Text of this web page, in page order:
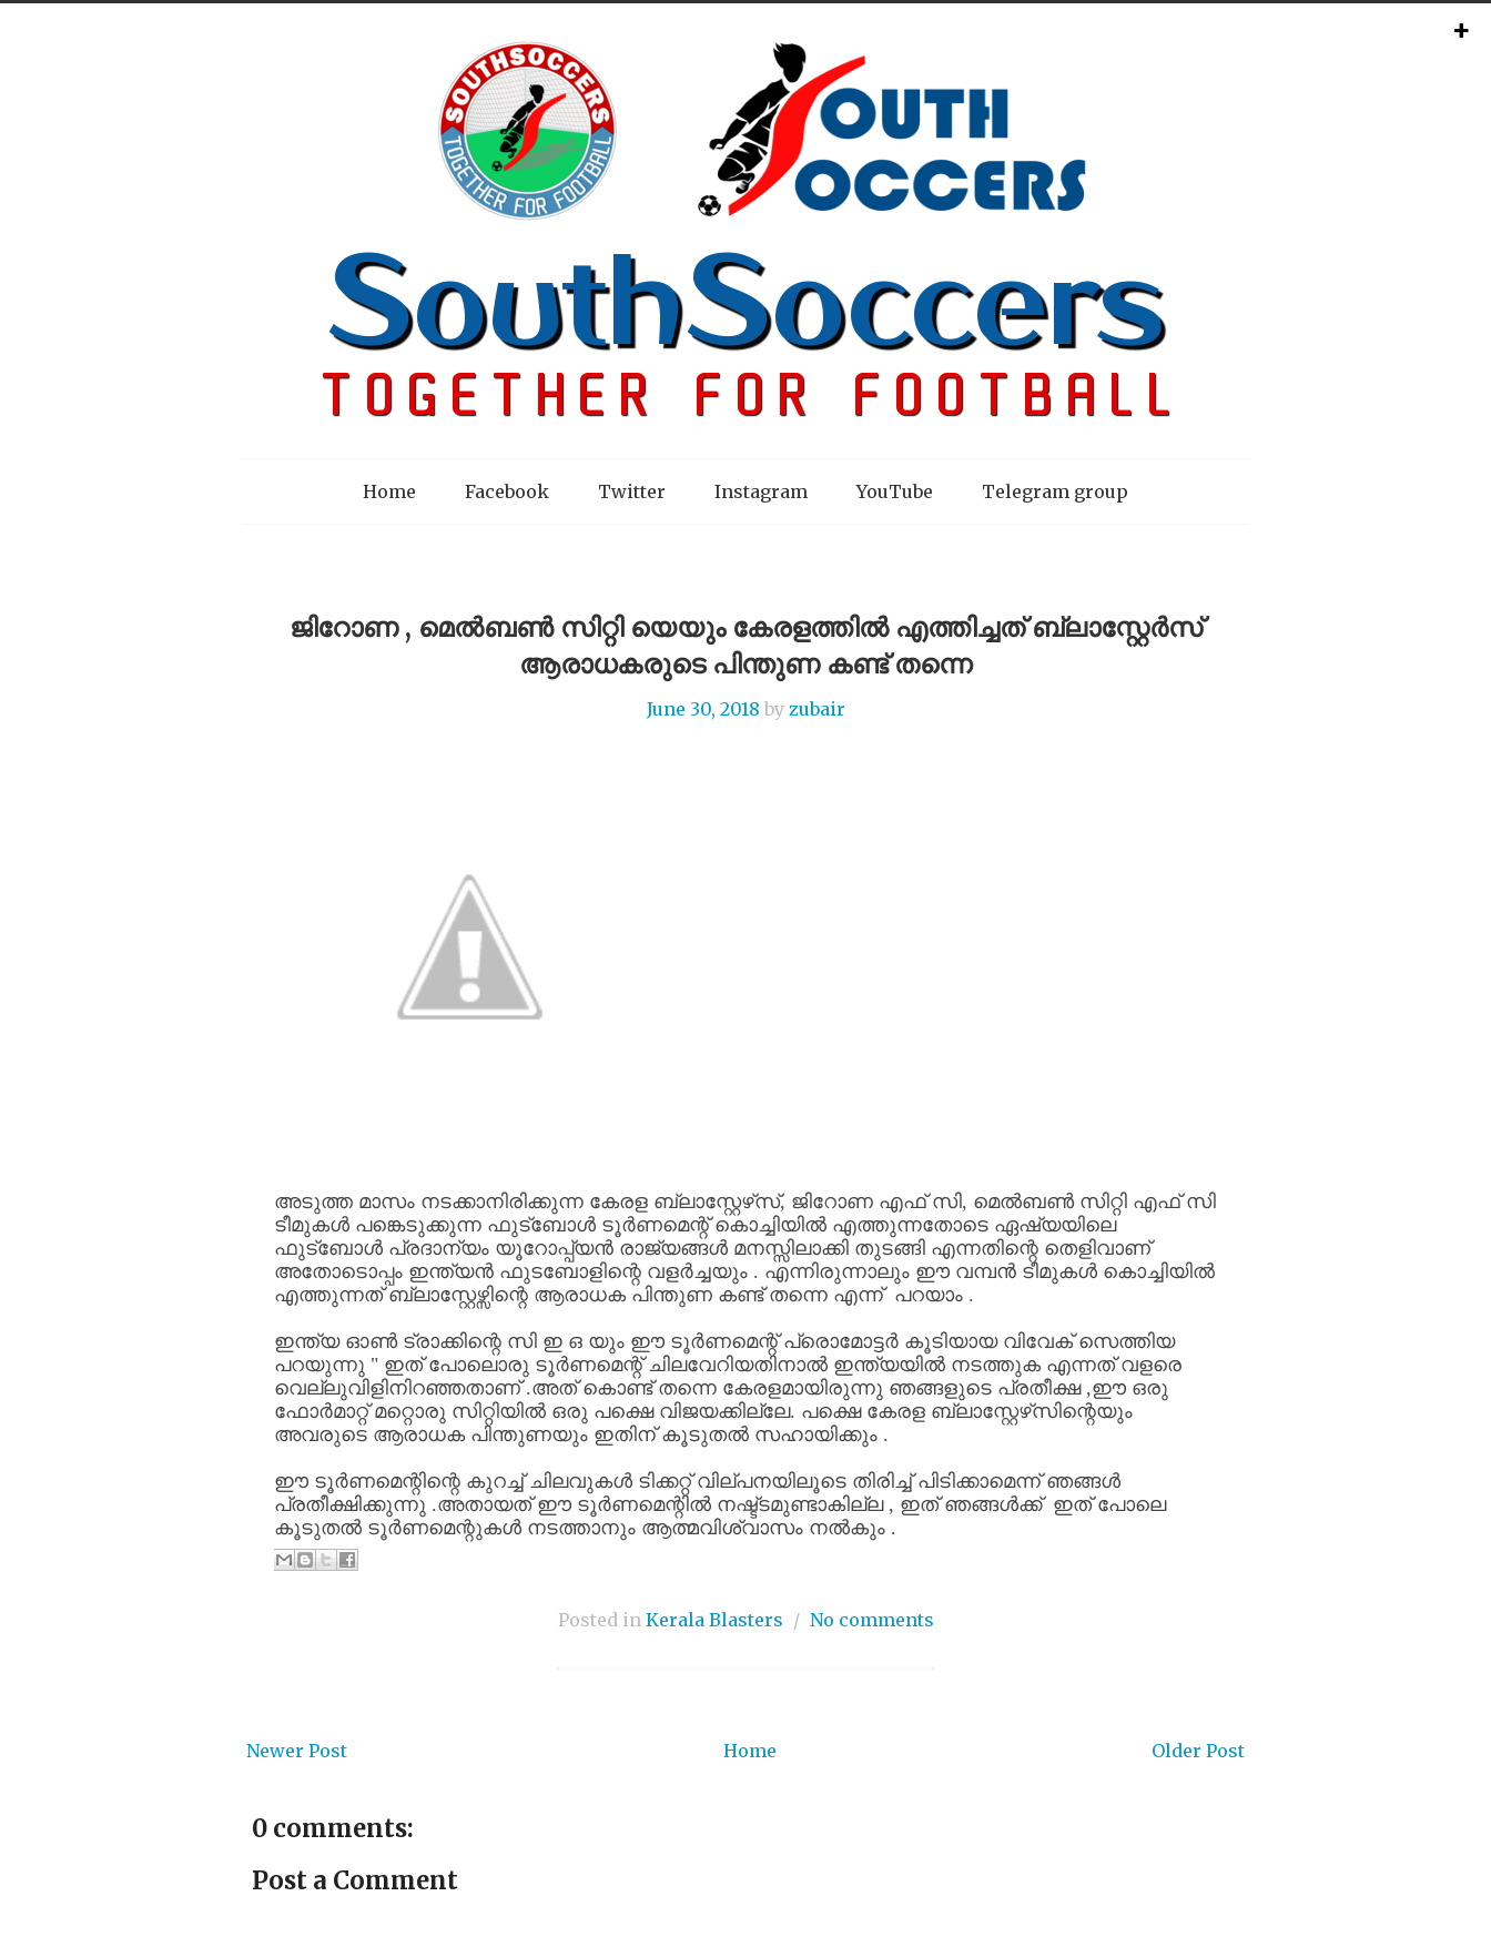
Home Facebook Twitter Instagram YouTube Telegram group
ജിറോണ , മെൽബൺ സിറ്റി യെയും കേരളത്തിൽ എത്തിച്ചത് ബ്ലാസ്റ്റേർസ്
ആരാധകരുടെ പിന്തുണ കണ്ട് തന്നെ
June 30, 2018 by zubair
അടുത്ത മാസം നടക്കാനിരിക്കുന്ന കേരള ബ്ലാസ്റ്റേഴ്‌സ്, ജിറോണ എഫ് സി, മെൽബൺ സിറ്റി എഫ് സി
ടീമുകൾ പങ്കെടുക്കുന്ന ഫുട്ബോൾ ടൂർണമെന്റ് കൊച്ചിയിൽ എത്തുന്നതോടെ ഏഷ്യയിലെ
ഫുട്ബോൾ പ്രദാന്യം യൂറോപ്പ്യൻ രാജ്യങ്ങൾ മനസ്സിലാക്കി തുടങ്ങി എന്നതിന്റെ തെളിവാണ്
അതോടൊപ്പം ഇന്ത്യൻ ഫുടബോളിന്റെ വളർച്ചയും . എന്നിരുന്നാലും ഈ വമ്പൻ ടീമുകൾ കൊച്ചിയിൽ
എത്തുന്നത് ബ്ലാസ്റ്റേഴ്സിന്റെ ആരാധക പിന്തുണ കണ്ട് തന്നെ എന്ന് പറയാം .
ഇന്ത്യ ഓൺ ട്രാക്കിന്റെ സി ഇ ഒ യും ഈ ടൂർണമെന്റ് പ്രൊമോട്ടർ കൂടിയായ വിവേക് സെത്തിയ
പറയുന്നു " ഇത് പോലൊരു ടൂർണമെന്റ് ചിലവേറിയതിനാൽ ഇന്ത്യയിൽ നടത്തുക എന്നത് വളരെ
വെല്ലുവിളിനിറഞ്ഞതാണ്.അത് കൊണ്ട് തന്നെ കേരളമായിരുന്നു ഞങ്ങളുടെ പ്രതീക്ഷ,ഈ ഒരു
ഫോർമാറ്റ് മറ്റൊരു സിറ്റിയിൽ ഒരു പക്ഷെ വിജയക്കില്ലേ. പക്ഷെ കേരള ബ്ലാസ്റ്റേഴ്‌സിന്റെയും
അവരുടെ ആരാധക പിന്തുണയും ഇതിന് കൂടുതൽ സഹായിക്കും .
ഈ ടൂർണമെന്റിന്റെ കുറച്ച് ചിലവുകൾ ടിക്കറ്റ് വില്പനയിലൂടെ തിരിച്ച് പിടിക്കാമെന്ന് ഞങ്ങൾ
പ്രതീക്ഷിക്കുന്നു .അതായത് ഈ ടൂർണമെന്റിൽ നഷ്ട്ടമുണ്ടാകില്ല, ഇത് ഞങ്ങൾക്ക് ഇത് പോലെ
കൂടുതൽ ടൂർണമെന്റുകൾ നടത്താനും ആത്മവിശ്വാസം നൽകും .
Posted in Kerala Blasters / No comments
Newer Post Older Post
Home
0 comments:
Post a Comment